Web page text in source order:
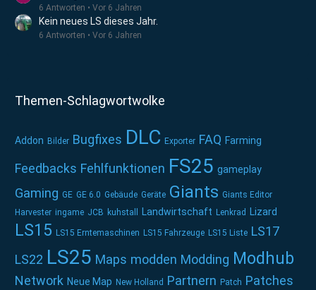
6 Antworten Vor 6 Jahren
Kein neues LS dieses Jahr.
6 Antworten Vor 6 Jahren
Themen-Schlagwortwolke
Addon Bilder Bugfixes DLC Exporter FAQ Farming
Feedbacks Fehlfunktionen FS25 gameplay
Gaming GE GE 6.0 Gebäude Geräte Giants Giants Editor
Harvester ingame JCB kuhstall Landwirtschaft Lenkrad Lizard
LS15 LS15 Erntemaschinen LS15 Fahrzeuge LS15 Liste LS17
LS22 LS25 Maps modden Modding Modhub
Network Neue Map New Holland Partnern Patch Patches